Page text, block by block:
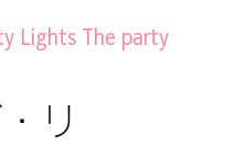
Lights The party
リ